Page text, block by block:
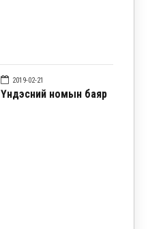
2019-02-21
Үндэсний номын баяр